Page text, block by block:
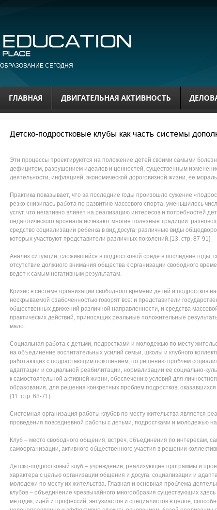
ОБРАЗОВАНИЕ СЕГОДНЯ
ГЛАВНАЯ ДВИГАТЕЛЬНАЯ АКТИВНОСТЬ
Детско-подростковые клубы как часть системы
Эти процессы проектируются на положение детей своими самыми
дефицитом, разрушением идеалов и ценностей, существенным
деятельности, инфляцией, экономической дороговизной жизни, ее
Практика показывает, что за последние годы произошло сужение
резко снизилась работа по развитию массового спорта, уменьшилось
услуг, что негативно влияет на реализацию интересов и потребностей
педагогического арсенала исчезают многие полезные традиции:
средство социализации ребенка в вид досуга; различные виды
которых участвуют представители различных поколений.{13. стр. 87-91}
Анализ ситуации, сложившейся в подростковой среде в последние годы,
отсутствие должного внимания общества к организации свободного
ведет к самым негативным результатам.
Кризис в системе организации свободного времени детей и подростков
нескрываемой озабоченностью говорят все: и представители
общественных движений различной направленности, и средства
практических действий, приносящих реальные положительные
мало.
Социальная работа с детьми, подростками и молодежью по месту
на объединение воспитательных усилий семьи, школы и клубного
работающих с подрастающим поколением, по решению проблем
адаптации и социальной реабилитации, нормализации ее социально-
к самостоятельной активной жизни, обеспечению условий для
образования, для решения конкретных проблем подростков,
{11. стр. 68-71}
Системная организация работы клубов по месту жительства является
проведения повседневной работы с детьми, подростками и молодежью
Клуб – место свободного общения, встреч, объединения по интересам,
самоорганизации, активного общественного участия в решении
Детско-подростковый клуб – учреждение, реализующее программы и
характера с целью организации общения и досуга, социализации и
молодежи по месту их жительства. Главная и основная проблема
клубов – объединение чрезвычайного многообразия существующих
методик, идей и профессий, энтузиастов и специалистов в целое,